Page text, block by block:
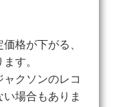
格が下がる、
す。
クソンのレコ
場合もありま